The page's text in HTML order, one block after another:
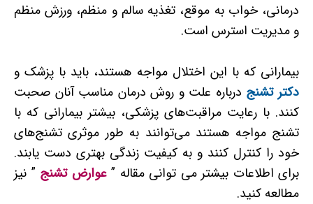
درمانی، خواب به موقع، تغذیه سالم و منظم، ورزش منظم
و مدیریت استرس است.
بیمارانی که با این اختلال مواجه هستند، باید با پزشک و
دکتر تشنج درباره علت و روش درمان مناسب آنان صحبت
کنند. با رعایت مراقبت‌های پزشکی، بیشتر بیمارانی که با
تشنج مواجه هستند می‌توانند به طور موثری تشنج‌های
خود را کنترل کنند و به کیفیت زندگی بهتری دست یابند.
برای اطلاعات بیشتر می توانی مقاله ”عوارض تشنج ” نیز
مطالعه کنید.